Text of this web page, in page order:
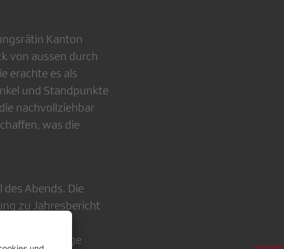
Kanton
von aussen durch
erachte es als
und Standpunkte
nachvollziehbar
was die
Abends. Die
zu Jahresbericht